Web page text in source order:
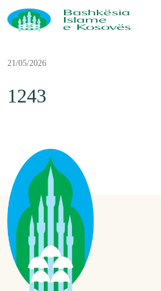
21/05/2026
1243